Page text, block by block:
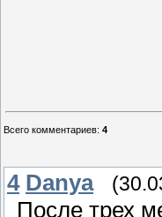
Всего комментариев: 4
4 Danya
После трех